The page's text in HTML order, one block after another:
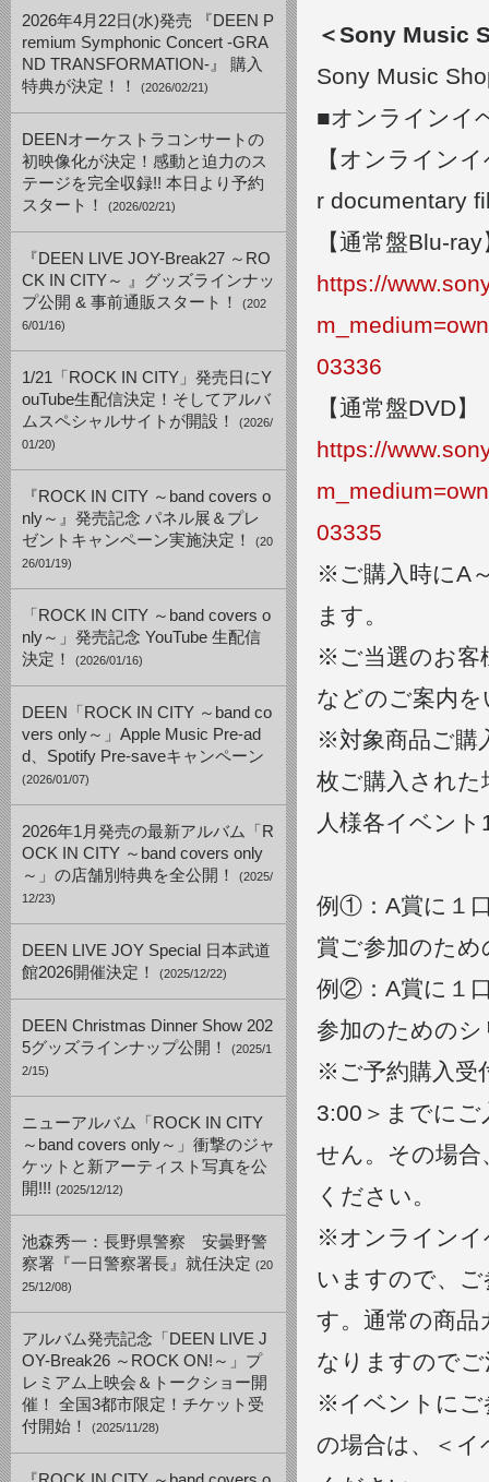
2026年4月22日(水)発売 『DEEN P
remium Symphonic Concert -GRA
ND TRANSFORMATION-』 購入
特典が決定！！
(2026/02/21)
DEENオーケストラコンサートの
初映像化が決定！感動と迫力のス
テージを完全収録!! 本日より予約
スタート！
(2026/02/21)
『DEEN LIVE JOY-Break27 ～RO
CK IN CITY～ 』グッズラインナッ
プ公開 & 事前通販スタート！
(202
6/01/16)
1/21「ROCK IN CITY」発売日にY
ouTube生配信決定！そしてアルバ
ムスペシャルサイトが開設！
(2026/
01/20)
『ROCK IN CITY ～band covers o
nly～』発売記念 パネル展＆プレ
ゼントキャンペーン実施決定！
(20
26/01/19)
「ROCK IN CITY ～band covers o
nly～」発売記念 YouTube 生配信
決定！
(2026/01/16)
DEEN「ROCK IN CITY ～band co
vers only～」Apple Music Pre-ad
d、Spotify Pre-saveキャンペーン
(2026/01/07)
2026年1月発売の最新アルバム「R
OCK IN CITY ～band covers only
～」の店舗別特典を全公開！
(2025/
12/23)
DEEN LIVE JOY Special 日本武道
館2026開催決定！
(2025/12/22)
DEEN Christmas Dinner Show 202
5グッズラインナップ公開！
(2025/1
2/15)
ニューアルバム「ROCK IN CITY
～band covers only～」衝撃のジャ
ケットと新アーティスト写真を公
開!!! (2025/12/12)
池森秀一：長野県警察 安曇野警
察署『一日警察署長』就任決定 (20
25/12/08)
アルバム発売記念「DEEN LIVE J
OY-Break26 ～ROCK ON!～」プ
レミアム上映会＆トークショー開
催！ 全国3都市限定！チケット受
付開始！
(2025/11/28)
＜Sony Music
Sony Music
■オンラインイ
【オンライン
r documentary
【通常盤Blu-ray
https://
03336
【通常盤DVD】
https://
03335
※ご購入時にA
ます。
※ご当選のお客
などのご案内
※対象商品ご購
枚ご購入された
人様各イベン
例①：A賞に１
賞ご参加のた
例②：A賞に１
参加のための
※ご予約購入受
3:00＞までに
せん。その場
ください。
※オンラインイ
いますので、
す。通常の商
なりますので
※イベントにご
の場合は、＜イ